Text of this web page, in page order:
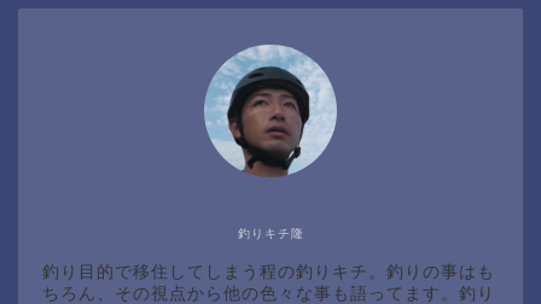
釣りキチ隆
釣り目的で移住してしまう程の釣りキチ。釣りの事はも
ちろん、その視点から他の色々な事も語ってます。釣り